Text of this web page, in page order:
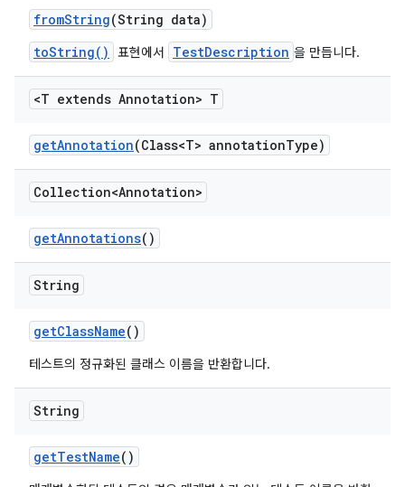
fromString(String data)
toString()
표현에서 TestDescription 을 만듭니다.
<T extends Annotation> T
getAnnotation(Class<T> annotationType)
Collection<Annotation>
getAnnotations()
String
getClassName()
테스트의 정규화된 클래스 이름을 반환합니다.
String
getTestName()